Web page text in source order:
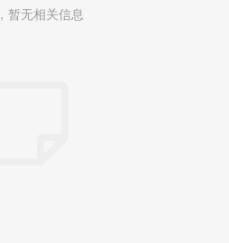
暂无相关信息